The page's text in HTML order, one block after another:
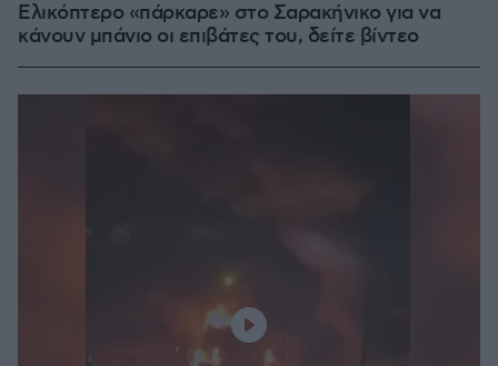
Ελικόπτερο «πάρκαρε» στο Σαρακήνικο για να
κάνουν μπάνιο οι επιβάτες του, δείτε βίντεο